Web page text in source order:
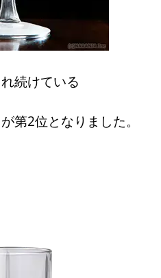
続けている
第2位となりました。